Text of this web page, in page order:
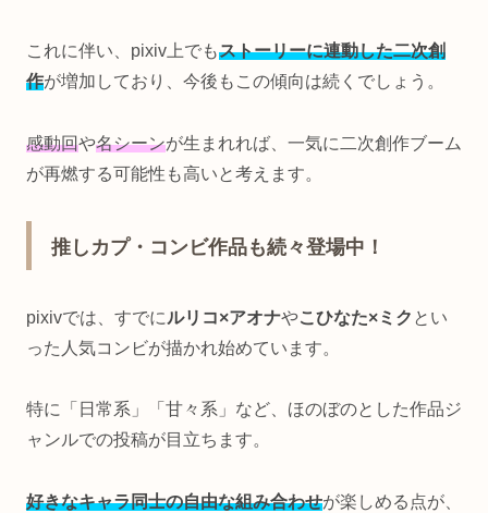
これに伴い、pixiv上でもストーリーに連動した二次創
作が増加しており、今後もこの傾向は続くでしょう。
感動回や名シーンが生まれれば、一気に二次創作ブーム
が再燃する可能性も高いと考えます。
推しカプ・コンビ作品も続々登場中！
pixivでは、すでにルリコ×アオナやこひなた×ミク とい
った人気コンビが描かれ始めています。
特に「日常系」「甘々系」など、ほのぼのとした作品ジ
ャンルでの投稿が目立ちます。
好きなキャラ同士の自由な組み合わせが楽しめる点が、